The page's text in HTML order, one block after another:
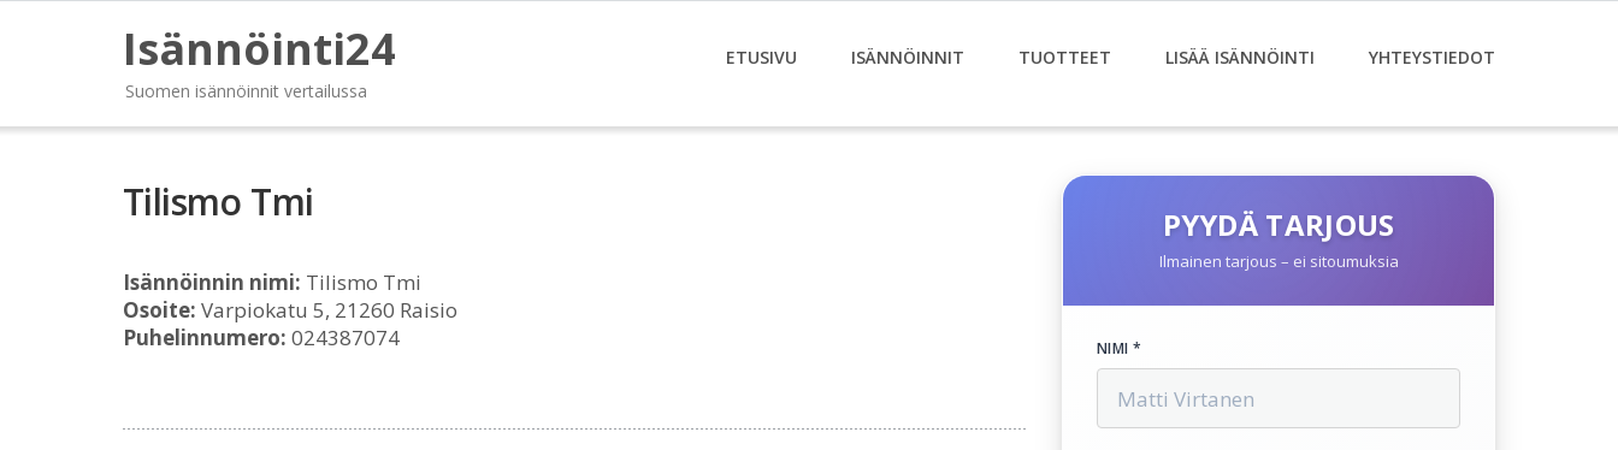
Isännöinti24
Suomen isännöinnit vertailussa
ETUSIVU ISÄNNÖINNIT TUOTTEET LISÄÄ ISÄNNÖINTI YHTEYSTIEDOT
Tilismo Tmi
Isännöinnin nimi: Tilismo Tmi
Osoite: Varpiokatu 5, 21260 Raisio
Puhelinnumero: 024387074
PYYDÄ TARJOUS
Ilmainen tarjous – ei sitoumuksia
NIMI *